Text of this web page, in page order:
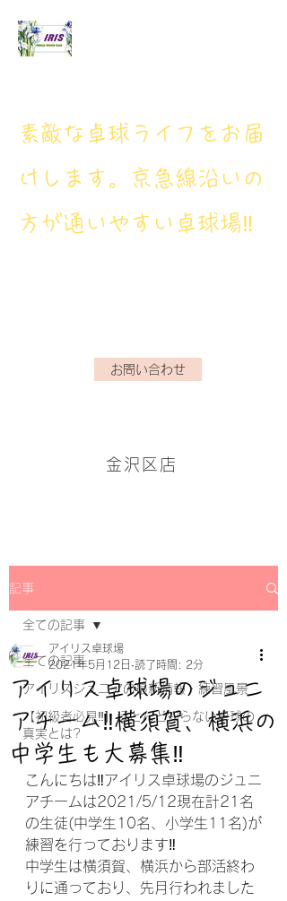
​素敵な卓球ライフをお届
けします。京急線沿いの
方が通いやすい卓球場‼
お問い合わせ
金沢区店
記事
全ての記事
アイリスジュニアの最新情報・練習風景
【初級者必見‼】ほとんど知らない卓球の
真実とは?
全ての記事
アイリス卓球場のジュニ
アチーム‼横須賀、横浜の
中学生も大募集‼
アイリス卓球場
2021年5月12日 読了時間: 2分
こんにちは‼アイリス卓球場のジュニ
アチームは2021/5/12現在計21名
の生徒(中学生10名、小学生11名)が
練習を行っております‼
中学生は横須賀、横浜から部活終わ
りに通っており、先月行われました